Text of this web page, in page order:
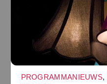
PROGRAMMANIEUWS,